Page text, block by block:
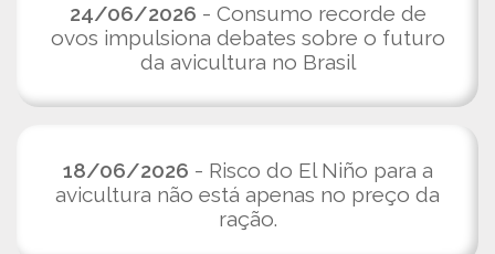
24/06/2026 - Consumo recorde de
ovos impulsiona debates sobre o futuro
da avicultura no Brasil
18/06/2026 - Risco do El Niño para a
avicultura não está apenas no preço da
ração.